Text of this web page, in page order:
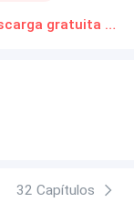
para
a quien
más ama
¿podrá
que el ángel
EL BESO DEL ANGEL Novelas Online Descarga gratuita de PDF
32 Capítulos